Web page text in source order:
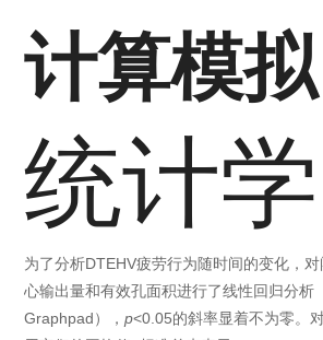
计算模拟
统计学
为了分析DTEHV疲劳行为随时间的变化，对
心输出量和有效孔面积进行了线性回归分析
Graphpad），p<0.05的斜率显着不为零。